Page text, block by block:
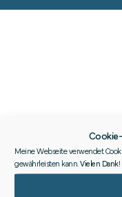
Meine Webseite verwendet
gewährleisten kann. Vielen Dank!